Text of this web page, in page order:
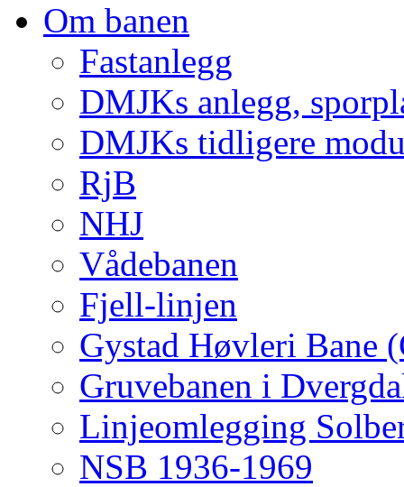
Om banen
Fastanlegg
DMJKs anlegg,
DMJKs tidligere
RjB
NHJ
Vådebanen
Fjell-linjen
Gystad Høvleri Bane
Gruvebanen i
Linjeomlegging
NSB 1936-1969